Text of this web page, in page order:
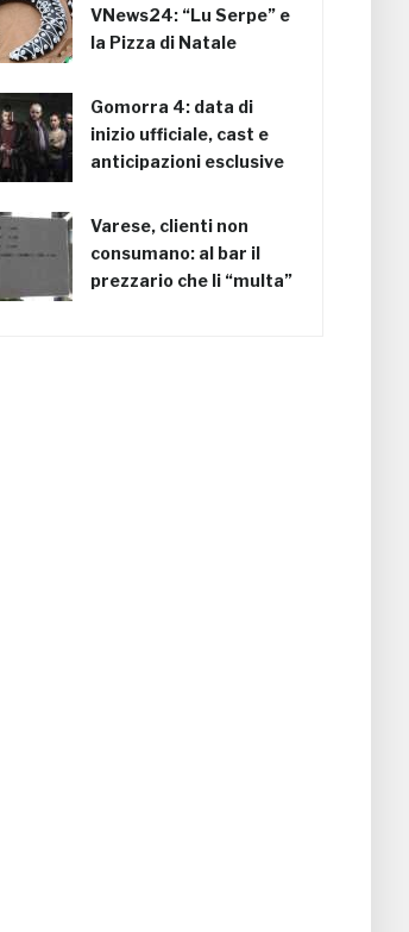
VNews24: “Lu Serpe” e
la Pizza di Natale
Gomorra 4: data di
inizio ufficiale, cast e
anticipazioni esclusive
Varese, clienti non
consumano: al bar il
prezzario che li “multa”